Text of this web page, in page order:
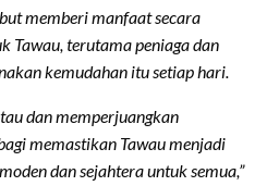
memberi manfaat secara
Tawau, terutama peniaga dan
kemudahan itu setiap hari.
dan memperjuangkan
memastikan Tawau menjadi
dan sejahtera untuk semua,”